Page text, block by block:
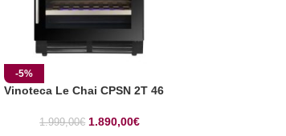
-5%
Vinoteca Le Chai CPSN 2T 46
1.999,00€ 1.890,00€